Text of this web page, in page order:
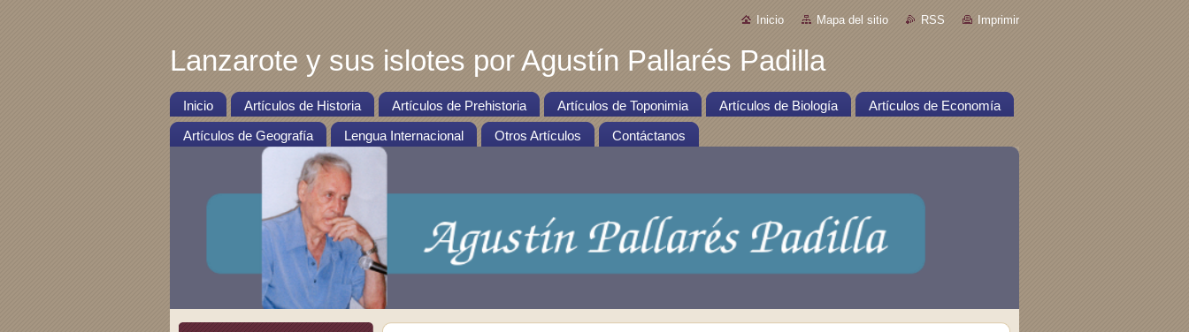
Inicio Mapa del sitio RSS Imprimir
Lanzarote y sus islotes por Agustín Pallarés Padilla
Inicio Artículos de Historia Artículos de Prehistoria Artículos de Toponimia Artículos de Biología Artículos de Economía
Artículos de Geografía Lengua Internacional Otros Artículos Contáctanos